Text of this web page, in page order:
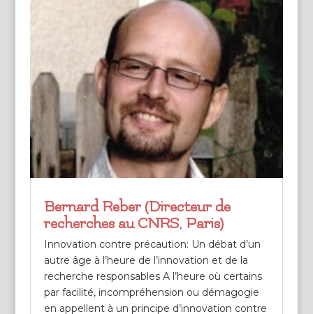
Bernard Reber (Directeur de
recherches au CNRS, Paris)
Innovation contre précaution: Un débat d’un
autre âge à l’heure de l’innovation et de la
recherche responsables A l’heure où certains
par facilité, incompréhension ou démagogie
en appellent à un principe d’innovation contre